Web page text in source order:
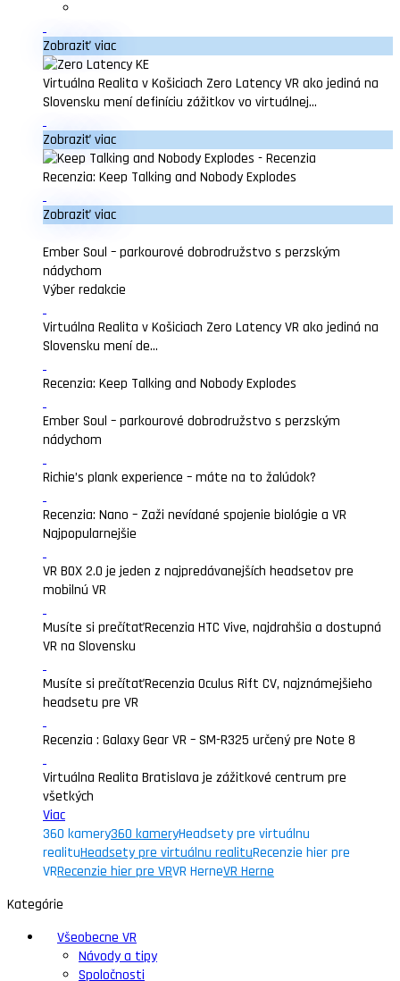
Zobraziť viac
Virtuálna Realita v Košiciach Zero Latency VR ako jediná na
Slovensku mení definíciu zážitkov vo virtuálnej...
Zobraziť viac
Recenzia: Keep Talking and Nobody Explodes
Zobraziť viac
Ember Soul – parkourové dobrodružstvo s perzským
nádychom
Výber redakcie
Virtuálna Realita v Košiciach Zero Latency VR ako jediná na
Slovensku mení de...
Recenzia: Keep Talking and Nobody Explodes
Ember Soul – parkourové dobrodružstvo s perzským
nádychom
Richie’s plank experience – máte na to žalúdok?
Recenzia: Nano – Zaži nevídané spojenie biológie a VR
Najpopularnejšie
VR BOX 2.0 je jeden z najpredávanejších headsetov pre
mobilnú VR
Musíte si prečítaťRecenzia HTC Vive, najdrahšia a dostupná
VR na Slovensku
Musíte si prečítaťRecenzia Oculus Rift CV, najznámejšieho
headsetu pre VR
Recenzia : Galaxy Gear VR – SM-R325 určený pre Note 8
Virtuálna Realita Bratislava je zážitkové centrum pre
všetkých
Viac
360 kamery360 kameryHeadsety pre virtuálnu
realituHeadsety pre virtuálnu realituRecenzie hier pre
VRRecenzie hier pre VRVR HerneVR Herne
Kategórie
Všeobecne VR
Návody a tipy
Spoločnosti